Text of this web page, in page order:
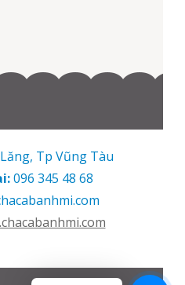
Tp Vũng Tàu
096 345 48 68